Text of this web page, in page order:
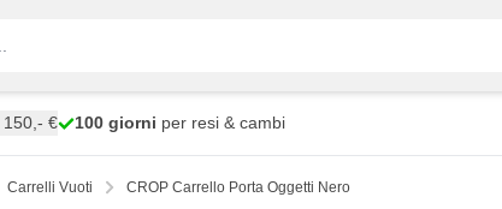
150,- € 100 giorni per resi & cambi
Carrelli Vuoti CROP Carrello Porta Oggetti Nero